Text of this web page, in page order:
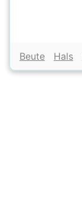
Beute Hals